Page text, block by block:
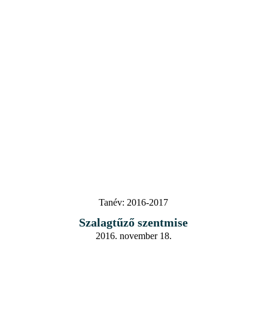
Tanév: 2016-2017
Szalagtűző szentmise
2016. november 18.